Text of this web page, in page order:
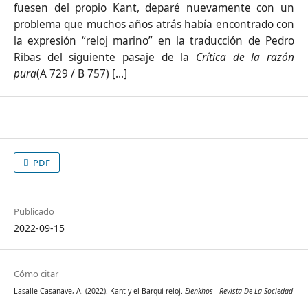
fuesen del propio Kant, deparé nuevamente con un
problema que muchos años atrás había encontrado con
la expresión “reloj marino” en la traducción de Pedro
Ribas del siguiente pasaje de la Crítica de la razón
pura(A 729 / B 757) [...]
PDF
Publicado
2022-09-15
Cómo citar
Lasalle Casanave, A. (2022). Kant y el Barqui-reloj. Elenkhos - Revista De La Sociedad